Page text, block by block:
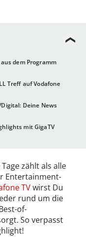
dem Programm
Treff auf Vodafone
Deine News
mit GigaTV
zählt als alle
Entertainment-
TVwirst Du
rund um die
of-
So verpasst